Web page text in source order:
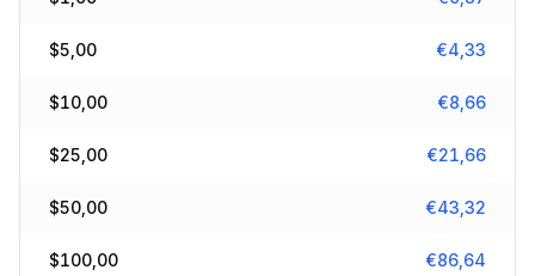
$5,00 €4,33
$10,00 €8,66
$25,00 €21,66
$50,00 €43,32
$100,00 €86,64